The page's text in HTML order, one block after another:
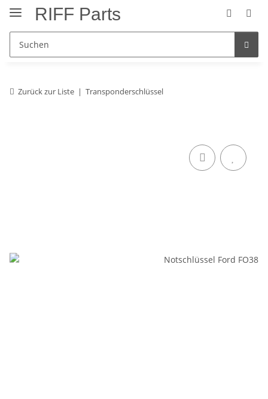
RIFF Parts
Zurück zur Liste Transponderschlüssel